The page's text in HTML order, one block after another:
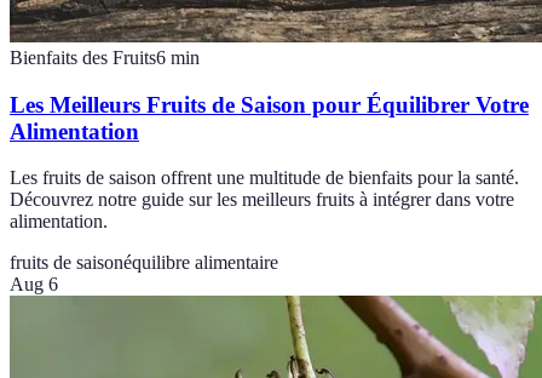
Bienfaits des Fruits6 min
Les Meilleurs Fruits de Saison pour Équilibrer Votre
Alimentation
Les fruits de saison offrent une multitude de bienfaits pour la santé.
Découvrez notre guide sur les meilleurs fruits à intégrer dans votre
alimentation.
fruits de saisonéquilibre alimentaire
Aug 6